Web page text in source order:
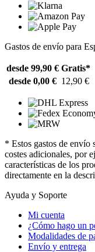
Gastos de envío para
desde 99,90 € Gratis*
desde 0,00 € 12,90 €
* Estos gastos de envío
costes adicionales, por
características de los
directamente en la
Ayuda y Soporte
Mi cuenta
¿Cómo hago un
Modalidades de
Envío y entrega